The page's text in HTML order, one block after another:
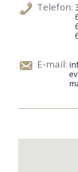
Telefon:
E-mail: